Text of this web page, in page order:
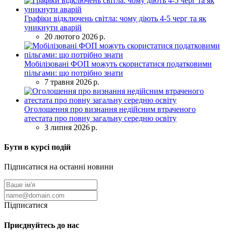
Графіки відключень світла: чому діють 4-5 черг та як
уникнути аварій
20 лютого 2026 р.
Мобілізовані ФОП можуть скористатися податковими
пільгами: що потрібно знати
7 травня 2026 р.
Оголошення про визнання недійсним втраченого
атестата про повну загальну середню освіту
3 липня 2026 р.
Бути в курсі подій
Підписатися на останні новини
Підписатися
Приєднуйтесь до нас